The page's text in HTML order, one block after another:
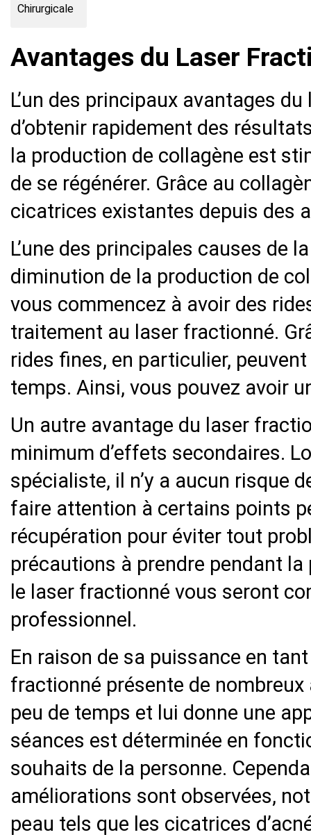
Avantages du Laser
L’un des principaux avantages
d’obtenir rapidement des
la production de collagène est
de se régénérer. Grâce au
cicatrices existantes depuis des
L’une des principales causes de
diminution de la production de
vous commencez à avoir des
traitement au laser fractionné.
rides fines, en particulier,
temps. Ainsi, vous pouvez avoir
Un autre avantage du laser
minimum d’effets secondaires.
spécialiste, il n’y a aucun risque
faire attention à certains points
récupération pour éviter tout
précautions à prendre pendant
le laser fractionné vous seront
professionnel.
En raison de sa puissance en
fractionné présente de
peu de temps et lui donne une
séances est déterminée en
souhaits de la personne.
améliorations sont observées,
peau tels que les cicatrices